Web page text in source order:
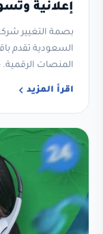
إعلانية
بصمة التغيير
السعودية تقدم
المنصات الرقمية.
اقرأ المزيد